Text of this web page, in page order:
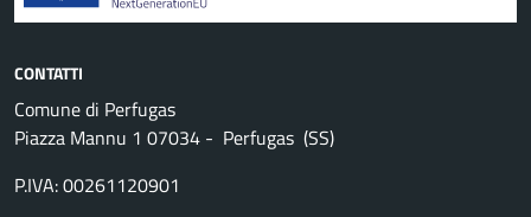
CONTATTI
Comune di Perfugas
Piazza Mannu 1 07034 - Perfugas (SS)
P.IVA: 00261120901